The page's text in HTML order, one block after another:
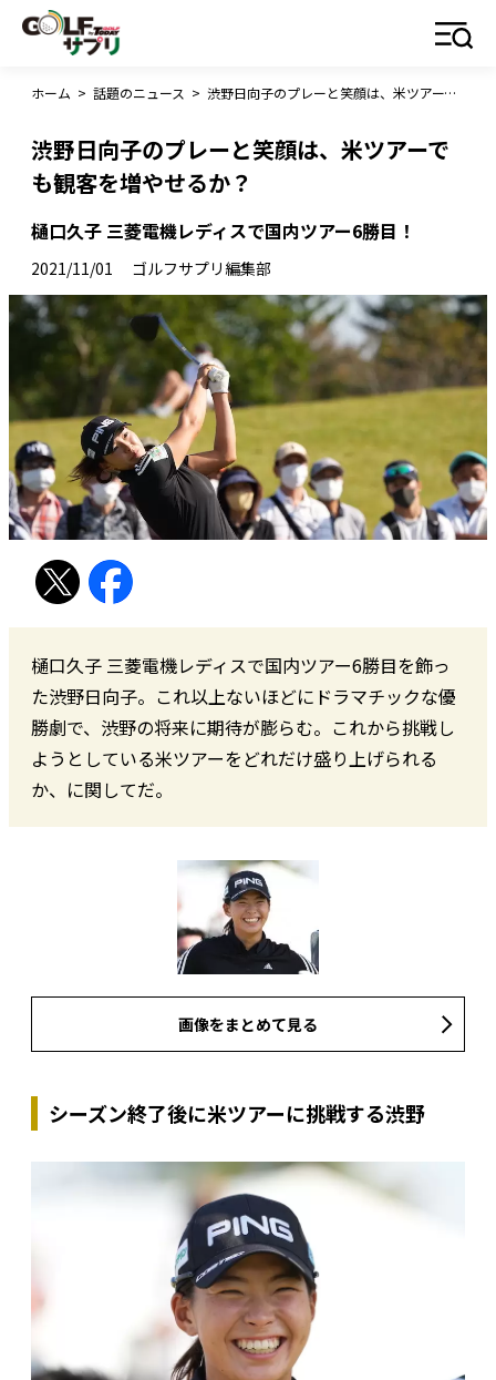
ホーム > 話題のニュース > 渋野日向子のプレーと笑顔は、米ツアーでも観客を増やせるか？
渋野日向子のプレーと笑顔は、米ツアーで
も観客を増やせるか？
樋口久子 三菱電機レディスで国内ツアー6勝目！
2021/11/01 ゴルフサプリ編集部
樋口久子 三菱電機レディスで国内ツアー6勝目を飾っ
た渋野日向子。これ以上ないほどにドラマチックな優
勝劇で、渋野の将来に期待が膨らむ。これから挑戦し
ようとしている米ツアーをどれだけ盛り上げられる
か、に関してだ。
画像をまとめて見る
シーズン終了後に米ツアーに挑戦する渋野